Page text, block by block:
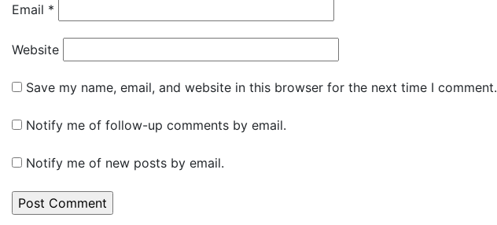
Email *
Website
Save my name, email, and website in this browser for the next time I comment.
Notify me of follow-up comments by email.
Notify me of new posts by email.